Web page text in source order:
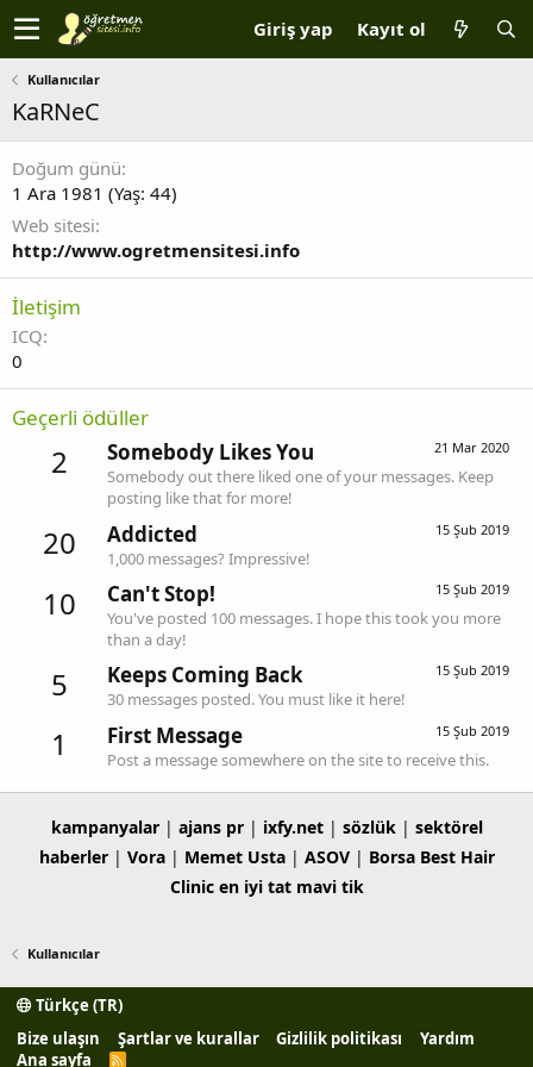
Giriş yap Kayıt ol
Kullanıcılar
KaRNeC
Doğum günü
1 Ara 1981 (Yaş: 44)
Web sitesi
http://www.ogretmensitesi.info
İletişim
ICQ
0
Geçerli ödüller
2 21 Mar 2020
Somebody Likes You
Somebody out there liked one of your messages. Keep
posting like that for more!
20 15 Şub 2019
Addicted
1,000 messages? Impressive!
10 15 Şub 2019
Can't Stop!
You've posted 100 messages. I hope this took you more
than a day!
5 15 Şub 2019
Keeps Coming Back
30 messages posted. You must like it here!
1 15 Şub 2019
First Message
Post a message somewhere on the site to receive this.
kampanyalar| ajans pr| ixfy.net| sözlük| sektörel
haberler| Vora| Memet Usta| ASOV| Borsa Best Hair
Clinic en iyi tat mavi tik
Kullanıcılar
Türkçe (TR)
Bize ulaşın
Şartlar ve kurallar Gizlilik politikası
Yardım
Ana sayfa
R